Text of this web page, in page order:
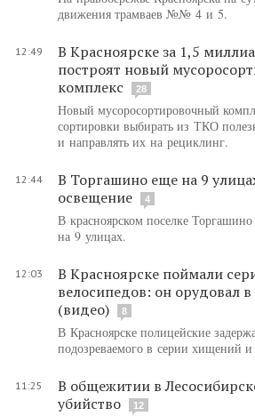
движения трамваев №№ 4 и 5.
12:49
В Красноярске за 1,5
построят новый
комплекс
28
Новый мусоросортировочный
сортировки выбирать из ТКО
и направлять их на рециклинг.
12:44
В Торгашино еще на 9
освещение
4
В красноярском поселке
на 9 улицах.
12:03
В Красноярске поймали
велосипедов: он орудовал
(видео)
8
В Красноярске полицейские
подозреваемого в серии хищений
11:25
В общежитии в
убийство
12